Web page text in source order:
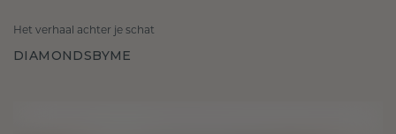
Het verhaal achter je schat
DIAMONDSBYME